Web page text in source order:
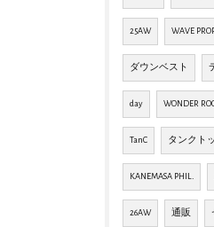
25AW WAVE
ダウンベスト
day WONDER
TanC タンクト
KANEMASA PHIL.
26AW 通販